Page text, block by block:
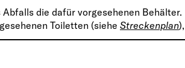
die dafür vorgesehenen Behälter.
Toiletten (siehe Streckenplan